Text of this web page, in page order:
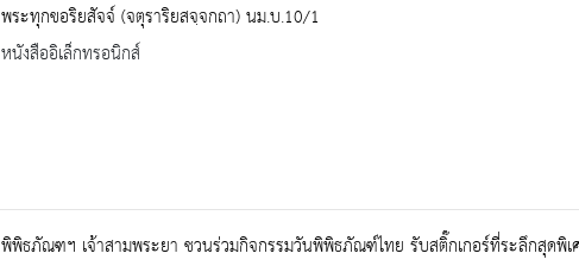
พระทุกขอริยสัจจ์ (จตุราริยสจฺจกถา) นม.บ.10/1
หนังสืออิเล็กทรอนิกส์
พิพิธภัณฑฯ เจ้าสามพระยา ชวนร่วมกิจกรรมวันพิพิธภัณฑ์ไทย รับสติ๊กเกอร์ที่ระลึกสุดพิเ